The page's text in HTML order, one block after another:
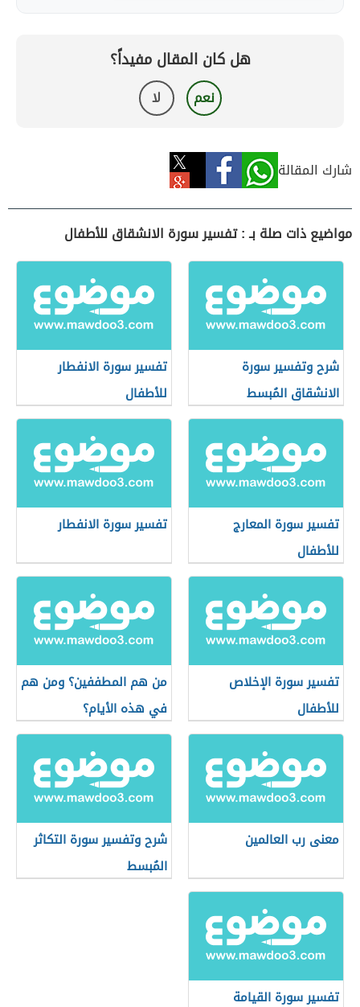
هل كان المقال مفيداً؟
نعم لا
شارك المقالة
مواضيع ذات صلة بـ : تفسير سورة الانشقاق للأطفال
شرح وتفسير سورة
الانشقاق المُبسط
تفسير سورة الانفطار
للأطفال
تفسير سورة المعارج
للأطفال
تفسير سورة الانفطار
تفسير سورة الإخلاص
للأطفال
من هم المطففين؟ ومن هم
في هذه الأيام؟
معنى رب العالمين
شرح وتفسير سورة التكاثر
المُبسط
تفسير سورة القيامة